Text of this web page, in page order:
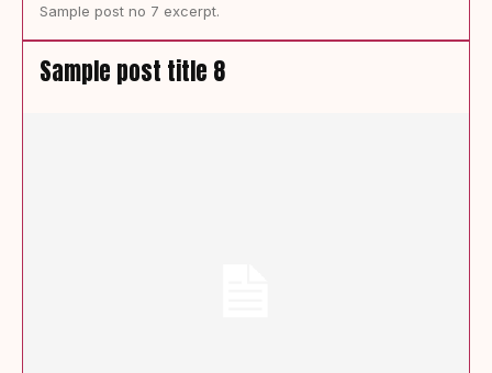
Sample post no 7 excerpt.
Sample post title 8